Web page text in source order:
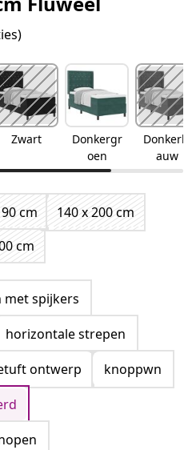
Zwart
Donkergr
oen
Donkerbl
auw
cm
140 x 200 cm
cm
met spijkers
horizontale strepen
ontwerp
knoppwn